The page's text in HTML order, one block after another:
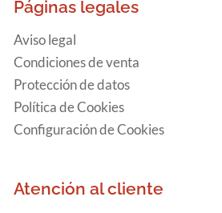
Páginas legales
Aviso legal
Condiciones de venta
Protección de datos
Política de Cookies
Configuración de Cookies
Atención al cliente